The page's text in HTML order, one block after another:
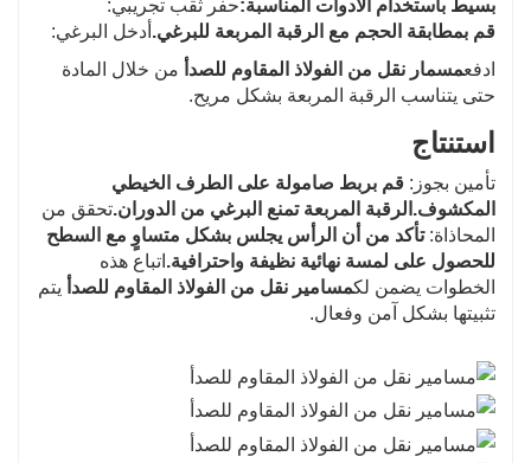
بسيط باستخدام الأدوات المناسبة:حفر ثقب تجريبي:
قم بمطابقة الحجم مع الرقبة المربعة للبرغي. أدخل البرغي:
ادفعمسمار نقل من الفولاذ المقاوم للصدأ من خلال المادة
حتى يتناسب الرقبة المربعة بشكل مريح.
استنتاج
تأمين بجوز: قم بربط صامولة على الطرف الخيطي
المكشوف.الرقبة المربعة تمنع البرغي من الدوران.تحقق من
المحاذاة: تأكد من أن الرأس يجلس بشكل متساوٍ مع السطح
للحصول على لمسة نهائية نظيفة واحترافية. اتباع هذه
الخطوات يضمن لكمسامير نقل من الفولاذ المقاوم للصدأ يتم
تثبيتها بشكل آمن وفعال.